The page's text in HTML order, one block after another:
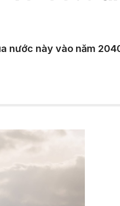
nước này vào năm